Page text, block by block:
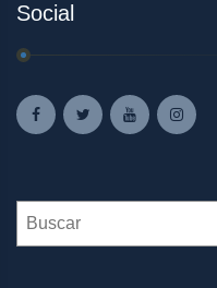
Social
Search